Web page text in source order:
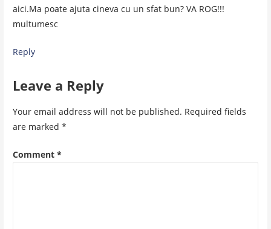
aici.Ma poate ajuta cineva cu un sfat bun? VA ROG!!!
multumesc
Reply
Leave a Reply
Your email address will not be published. Required fields
are marked *
Comment *